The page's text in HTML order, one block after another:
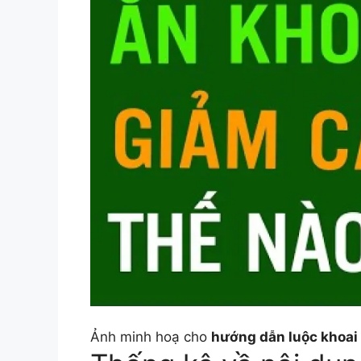
Ảnh minh hoạ cho hướng dẫn luộc khoai